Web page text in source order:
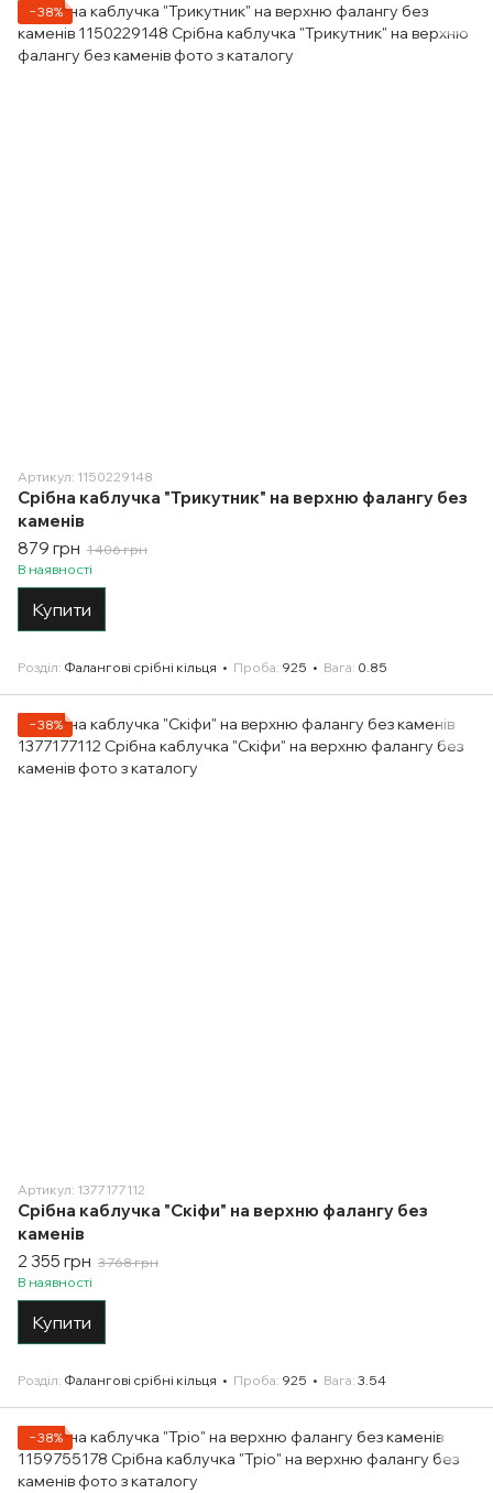
−38%
Артикул: 1150229148
Срібна каблучка "Трикутник" на верхню фалангу без
каменів
879 грн 1 406 грн
В наявності
Купити
Розділ Фалангові срібні кільця Проба 925 Вага 0.85
−38%
Артикул: 1377177112
Срібна каблучка "Скіфи" на верхню фалангу без
каменів
2 355 грн 3 768 грн
В наявності
Купити
Розділ Фалангові срібні кільця Проба 925 Вага 3.54
−38%